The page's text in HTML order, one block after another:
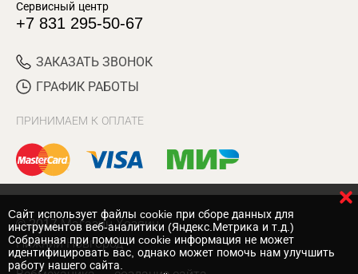
Сервисный центр
+7 831 295-50-67
ЗАКАЗАТЬ ЗВОНОК
ГРАФИК РАБОТЫ
ПРИНИМАЕМ К ОПЛАТЕ
© 2017 Магазин Хозяин
Нижний Новгород
Cайт использует файлы cookie при сборе данных для
инструментов веб-аналитики (Яндекс.Метрика и т.д.)
Собранная при помощи cookie информация не может
идентифицировать вас, однако может помочь нам улучшить
работу нашего сайта.